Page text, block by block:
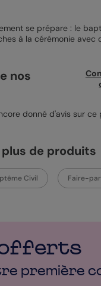
se prépare : le
à la cérémonie avec
illustrations délicates
viennent accompagner
sur la première page de
Ensuite,
! Choisissez également
le texte. Ajoutez enfin
sélection afin de
Mon petit conseil de
Part de Baptême?
20 coloris différents,
Pour garder l’esprit
prendre l’option Je
alors de vérifier
nos
donné d'avis sur ce
de produits
Civil Faire-
offerts
première